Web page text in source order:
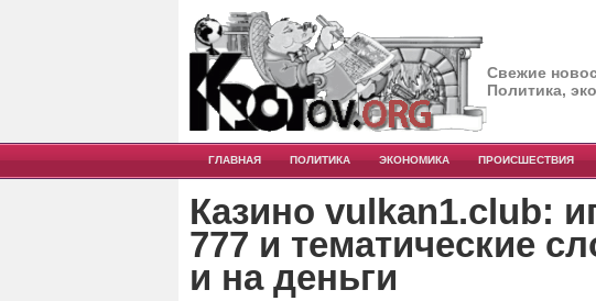
Свежие
Политика,
ГЛАВНАЯ ПОЛИТИКА ЭКОНОМИКА ПРОИСШЕСТВИЯ
Казино vulkan1.club:
777 и тематические
и на деньги